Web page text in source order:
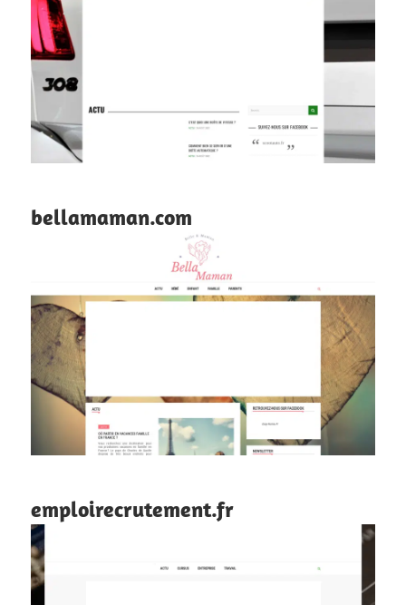
bellamaman.com
emploirecrutement.fr